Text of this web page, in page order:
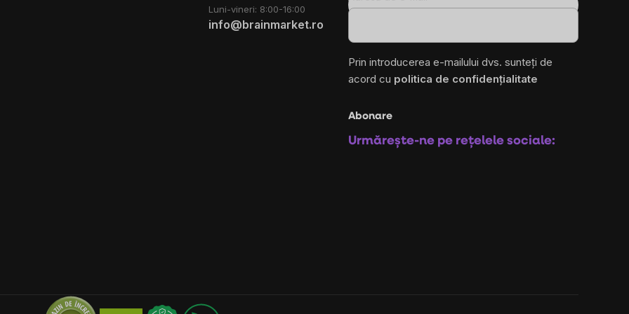
Luni-vineri: 8:00-16:00
info@brainmarket.ro
Prin introducerea e-mailului dvs. sunteți de
acord cu politica de confidențialitate
Abonare
Urmărește-ne pe rețelele sociale: